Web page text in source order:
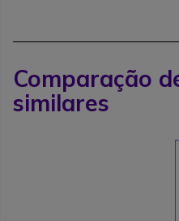
Comparação
similares